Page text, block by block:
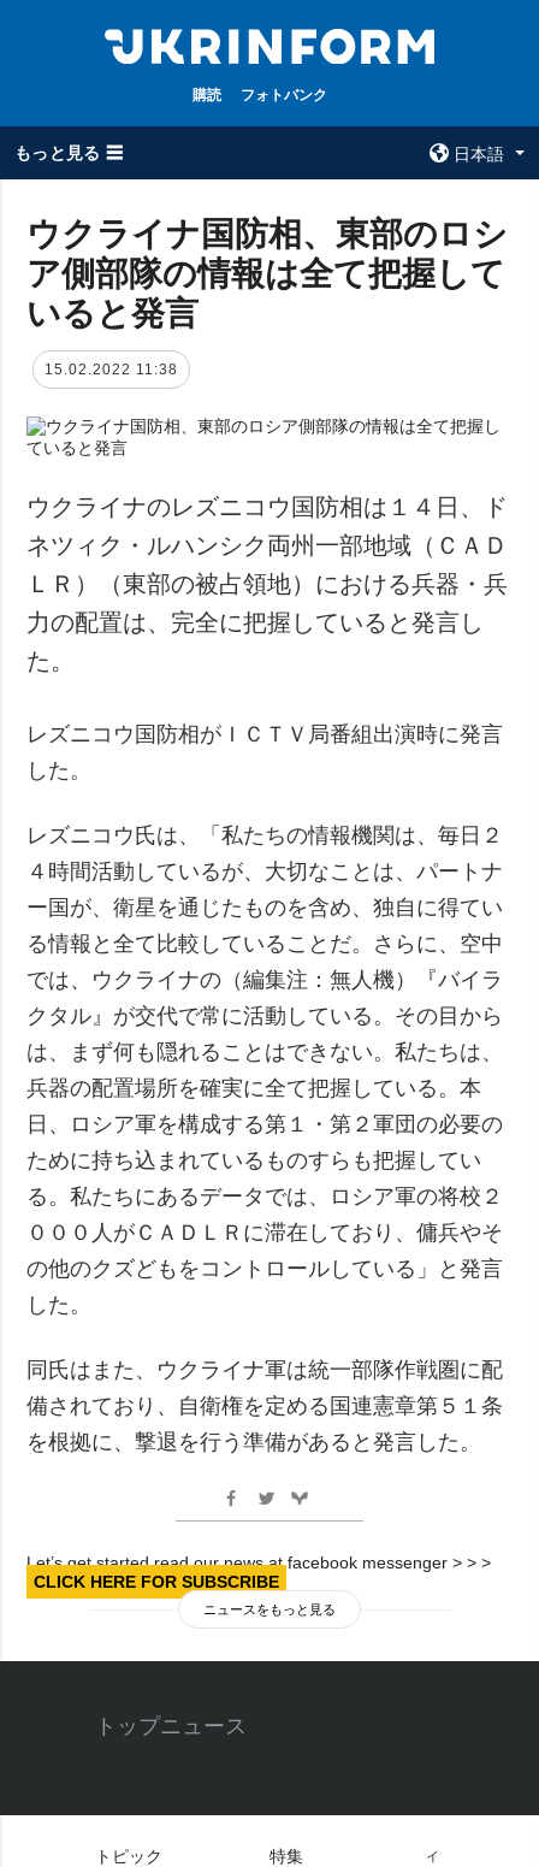
購読 フォトバンク
もっと見る ☰
日本語
全てのトピック
戦争
政治
経済・復興
防衛
社会・文化
スポーツ
犯罪
事故・緊急事態
ウクルインフォ
ルム
インタビュー
写真
フォトバンク
ウクライナ国防相、東部のロシ
ア側部隊の情報は全て把握して
いると発言
15.02.2022 11:38
ウクライナのレズニコウ国防相は１４日、ド
ネツィク・ルハンシク両州一部地域（ＣＡＤ
ＬＲ）（東部の被占領地）における兵器・兵
力の配置は、完全に把握していると発言し
た。
レズニコウ国防相がＩＣＴＶ局番組出演時に発言
した。
レズニコウ氏は、「私たちの情報機関は、毎日２
４時間活動しているが、大切なことは、パートナ
ー国が、衛星を通じたものを含め、独自に得てい
る情報と全て比較していることだ。さらに、空中
では、ウクライナの（編集注：無人機）『バイラ
クタル』が交代で常に活動している。その目から
は、まず何も隠れることはできない。私たちは、
兵器の配置場所を確実に全て把握している。本
日、ロシア軍を構成する第１・第２軍団の必要の
ために持ち込まれているものすらも把握してい
る。私たちにあるデータでは、ロシア軍の将校２
０００人がＣＡＤＬＲに滞在しており、傭兵やそ
の他のクズどもをコントロールしている」と発言
した。
同氏はまた、ウクライナ軍は統一部隊作戦圏に配
備されており、自衛権を定める国連憲章第５１条
を根拠に、撃退を行う準備があると発言した。
Let’s get started read our news at facebook messenger > > >
CLICK HERE FOR SUBSCRIBE
ニュースをもっと見る
トップニュース
トピック
特集
イ